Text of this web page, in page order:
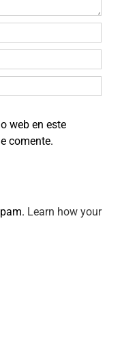
web en este
comente.
Learn how your